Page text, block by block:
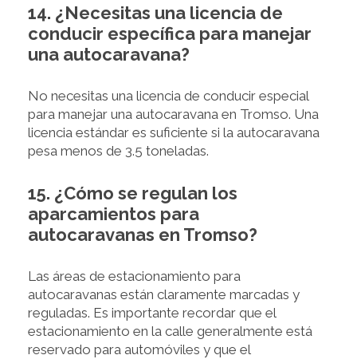
14. ¿Necesitas una licencia de
conducir específica para manejar
una autocaravana?
No necesitas una licencia de conducir especial
para manejar una autocaravana en Tromso. Una
licencia estándar es suficiente si la autocaravana
pesa menos de 3.5 toneladas.
15. ¿Cómo se regulan los
aparcamientos para
autocaravanas en Tromso?
Las áreas de estacionamiento para
autocaravanas están claramente marcadas y
reguladas. Es importante recordar que el
estacionamiento en la calle generalmente está
reservado para automóviles y que el